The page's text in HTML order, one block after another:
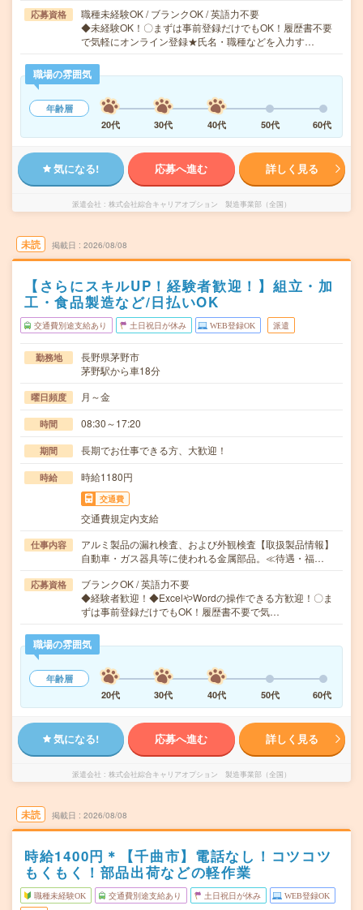
応募資格
職種未経験OK / ブランクOK / 英語力不要
◆未経験OK！〇まずは事前登録だけでもOK！履歴書不要
で気軽にオンライン登録★氏名・職種などを入力す…
職場の雰囲気
年齢層
20代
30代 40代 50代 60代
気になる! 応募へ進む 詳しく見る
派遣会社 株式会社綜合キャリアオプション 製造事業部（全国）
未読 掲載日 2026/08/08
【さらにスキルUP！経験者歓迎！】組立・加
工・食品製造など/日払いOK
交通費別途支給あり 土日祝日が休み WEB登録OK 派遣
勤務地
長野県茅野市
茅野駅から車18分
曜日頻度 月～金
時間 08:30～17:20
期間 長期でお仕事できる方、大歓迎！
時給 時給1180円
交通費
交通費規定内支給
仕事内容
アルミ製品の漏れ検査、および外観検査【取扱製品情報】
自動車・ガス器具等に使われる金属部品。≪待遇・福…
応募資格
ブランクOK / 英語力不要
◆経験者歓迎！◆ExcelやWordの操作できる方歓迎！〇ま
ずは事前登録だけでもOK！履歴書不要で気…
職場の雰囲気
年齢層
20代
30代 40代 50代 60代
気になる! 応募へ進む 詳しく見る
派遣会社 株式会社綜合キャリアオプション 製造事業部（全国）
未読 掲載日 2026/08/08
時給1400円＊【千曲市】電話なし！コツコツ
もくもく！部品出荷などの軽作業
職種未経験OK 交通費別途支給あり 土日祝日が休み WEB登録OK